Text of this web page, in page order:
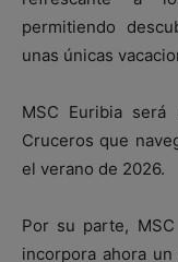
permitiendo
unas únicas
MSC Euribia
Cruceros que
el verano de 2026.
Por su parte,
incorpora ahora